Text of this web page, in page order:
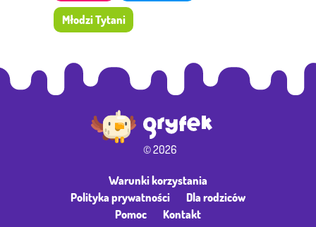
Młodzi Tytani
© 2026
Warunki korzystania
Polityka prywatności
Dla rodziców
Pomoc
Kontakt